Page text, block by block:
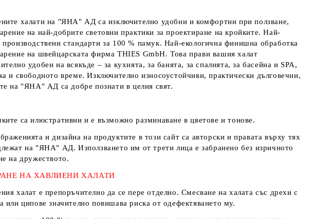
халати на "ЯНА" АД са изключително удобни и комфортни при ползване,
на най-добрите световни практики за проектиране на кройките. Най-
производствени стандарти за 100 % памук. Най-екологична финишна обработка
на швейцарската фирмаTHIES GmbH. Това прави вашия халат
удобен на всякъде – за кухнята, за банята, за спалнята, за басейна и SPA,
и свободното време. Изключително износоустойчиви, практически дълговечни,
на "ЯНА" АД са добре познати в целия свят.
са илюстративни и е възможно разминаване в цветове и тонове.
и дизайна на продуктите в този сайт са авторски и правата върху тях
на "ЯНА" АД. Използването им от трети лица е забранено без изричното
на дружеството.
НА ХАВЛИЕНИ ХАЛАТИ
халат е препоръчително да се пере отделно. Смесване на халата със дрехи с
или ципове значително повишава риска от одефектяването му.